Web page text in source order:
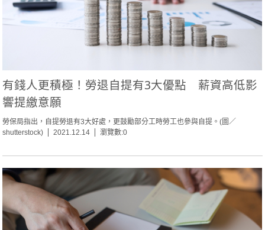
有錢人更積極！勞退自提有3大優點 薪資高低影
響提繳意願
勞保局指出，自提勞退有3大好處，更鼓勵部分工時勞工也參與自提。(圖／
shutterstock)
2021.12.14 瀏覽數:0